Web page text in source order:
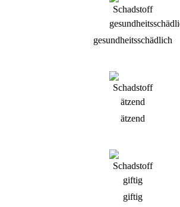
gesundheitsschädlich
ätzend
giftig